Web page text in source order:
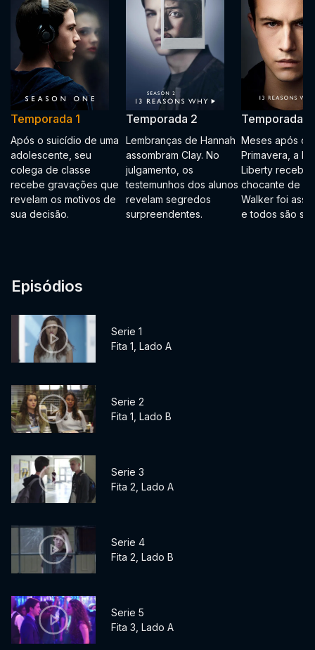
Temporada 1
Após o suicídio de uma
adolescente, seu
colega de classe
recebe gravações que
revelam os motivos de
sua decisão.
Temporada 2
Lembranças de Hannah
assombram Clay. No
julgamento, os
testemunhos dos alunos
revelam segredos
surpreendentes.
Temporada 3
Meses após o
Primavera, a
Liberty recebe
chocante de
Walker foi
e todos são
Episódios
Serie 1
Fita 1, Lado A
Serie 2
Fita 1, Lado B
Serie 3
Fita 2, Lado A
Serie 4
Fita 2, Lado B
Serie 5
Fita 3, Lado A